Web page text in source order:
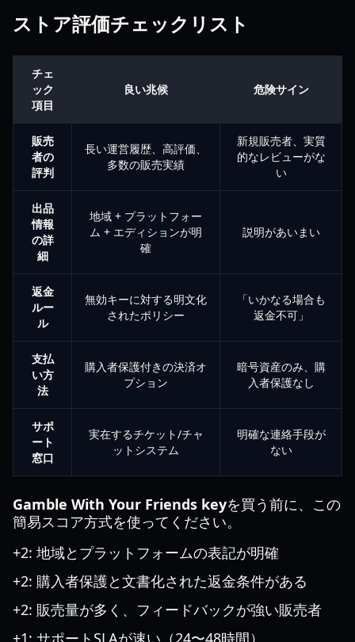
ストア評価チェックリスト
チェ
ック
項目
良い兆候 危険サイン
販売
者の
評判
長い運営履歴、高評価、
多数の販売実績
新規販売者、実質
的なレビューがな
い
出品
情報
の詳
細
地域 + プラットフォー
ム + エディションが明
確
説明があいまい
返金
ルー
ル
無効キーに対する明文化
されたポリシー
「いかなる場合も
返金不可」
支払
い方
法
購入者保護付きの決済オ
プション
暗号資産のみ、購
入者保護なし
サポ
ート
窓口
実在するチケット/チャ
ットシステム
明確な連絡手段が
ない
Gamble With Your Friends keyを買う前に、この
簡易スコア方式を使ってください。
+2: 地域とプラットフォームの表記が明確
+2: 購入者保護と文書化された返金条件がある
+2: 販売量が多く、フィードバックが強い販売者
+1: サポートSLAが速い（24〜48時間）